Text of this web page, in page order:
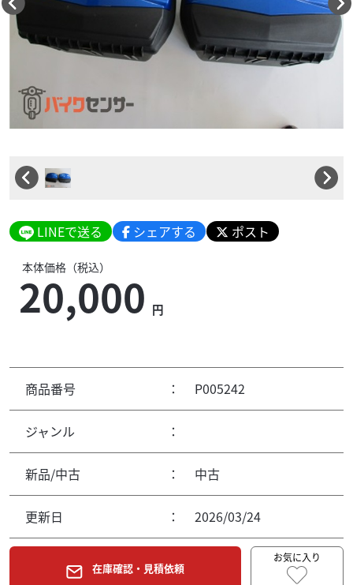
LINEで送る シェアする ポスト
本体価格（税込）
20,000 円
商品番号 ： P005242
ジャンル ：
新品/中古 ： 中古
更新日 ： 2026/03/24
在庫確認・見積依頼
お気に入り